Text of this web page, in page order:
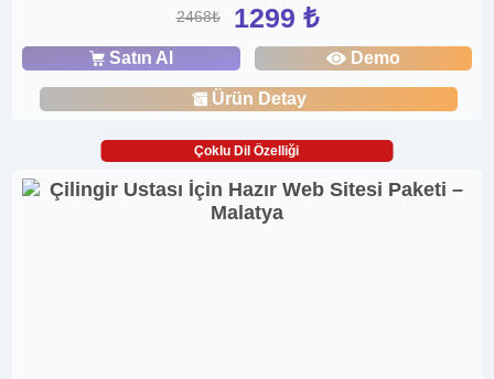
2468₺ 1299 ₺
Satın Al Demo
Ürün Detay
Çoklu Dil Özelliği